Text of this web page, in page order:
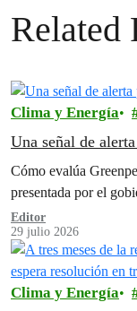
Related
Clima y Energía
Una señal de
Cómo evalúa
presentada por el
Editor
29 julio 2026
Clima y Energía